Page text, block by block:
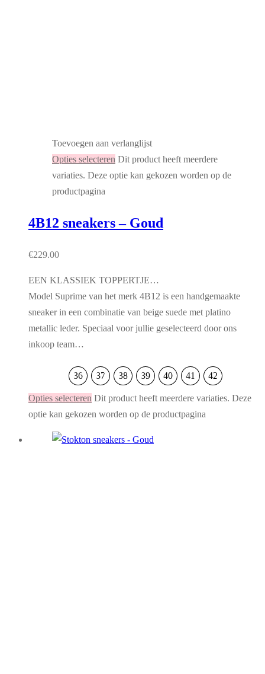
Toevoegen aan verlanglijst
Opties selecteren Dit product heeft meerdere
variaties. Deze optie kan gekozen worden op de
productpagina
4B12 sneakers – Goud
€229.00
EEN KLASSIEK TOPPERTJE…
Model Suprime van het merk 4B12 is een handgemaakte
sneaker in een combinatie van beige suede met platino
metallic leder. Speciaal voor jullie geselecteerd door ons
inkoop team…
36 37 38 39 40 41 42
Opties selecteren Dit product heeft meerdere variaties. Deze
optie kan gekozen worden op de productpagina